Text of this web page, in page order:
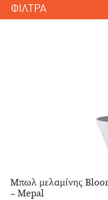
ΦΙΛΤΡΑ
Μπωλ μελαμίνης
– Mepal